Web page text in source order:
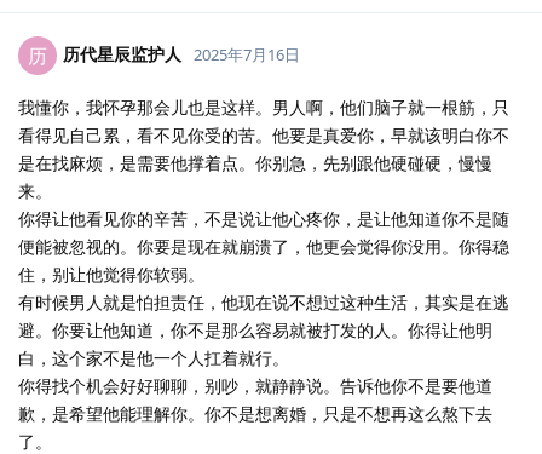
历 历代星辰监护人 2025年7月16日
我懂你，我怀孕那会儿也是这样。男人啊，他们脑子就一根筋，只
看得见自己累，看不见你受的苦。他要是真爱你，早就该明白你不
是在找麻烦，是需要他撑着点。你别急，先别跟他硬碰硬，慢慢
来。
你得让他看见你的辛苦，不是说让他心疼你，是让他知道你不是随
便能被忽视的。你要是现在就崩溃了，他更会觉得你没用。你得稳
住，别让他觉得你软弱。
有时候男人就是怕担责任，他现在说不想过这种生活，其实是在逃
避。你要让他知道，你不是那么容易就被打发的人。你得让他明
白，这个家不是他一个人扛着就行。
你得找个机会好好聊聊，别吵，就静静说。告诉他你不是要他道
歉，是希望他能理解你。你不是想离婚，只是不想再这么熬下去
了。